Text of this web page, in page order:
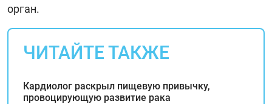
орган.
ЧИТАЙТЕ ТАКЖЕ
Кардиолог раскрыл пищевую привычку,
провоцирующую развитие рака